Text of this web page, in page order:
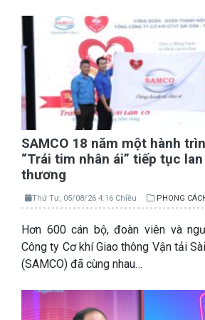
SAMCO 18 năm một hành
“Trái tim nhân ái” tiếp tục
thương
Thứ Tư, 05/08/26 4:16 Chiều PHONG
Hơn 600 cán bộ, đoàn viên và
Công ty Cơ khí Giao thông Vận tải
(SAMCO) đã cùng nhau…